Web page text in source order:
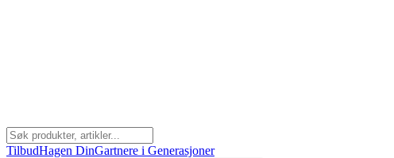
TilbudHagen DinGartnere i Generasjoner